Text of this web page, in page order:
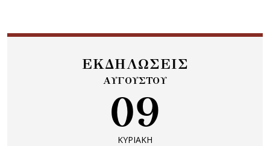
ΕΚΔΗΛΩΣΕΙΣ
ΑΥΓΟΥΣΤΟΥ
09
ΚΥΡΙΑΚΗ